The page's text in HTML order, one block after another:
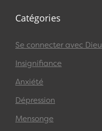
Catégories
Se connecter avec Dieu
Insignifiance
Anxiété
Dépression
Mensonge